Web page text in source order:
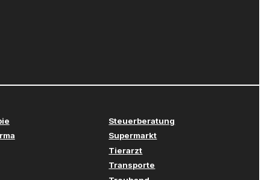
Steuerberatung
Supermarkt
Tierarzt
Transporte